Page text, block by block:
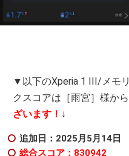
▼以下のXperia 1 III/メモ
クスコアは［雨宮］様か
ざいます！ ↓
追加日：2025月5月14日
総合スコア：830942